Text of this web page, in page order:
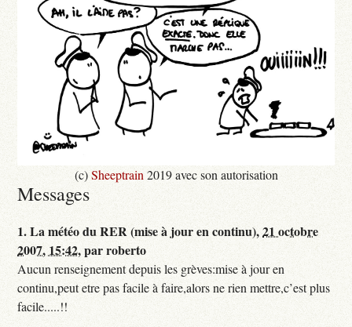
(c)Sheeptrain 2019 avec son autorisation
Messages
1.La météo du RER (mise à jour en continu),21 octobre
2007, 15:42,parroberto
Aucun renseignement depuis les grèves:mise à jour en
continu,peut etre pas facile à faire,alors ne rien mettre,c’est plus
facile.....!!